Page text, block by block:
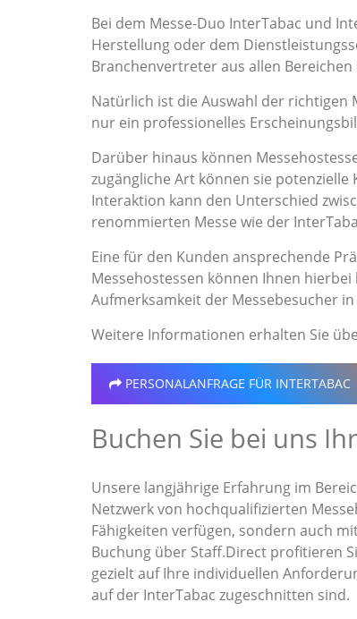
Bei dem Messe-Duo InterTabac und
Herstellung oder dem
Branchenvertreter aus allen
Natürlich ist die Auswahl der richtigen
nur ein professionelles
Darüber hinaus können
zugängliche Art können sie
Interaktion kann den Unterschied
renommierten Messe wie der
Eine für den Kunden ansprechende
Messehostessen können Ihnen
Aufmerksamkeit der Messebesucher
Weitere Informationen erhalten Sie
PERSONALANFRAGE FÜR INTERTABAC
Buchen Sie bei uns
Unsere langjährige Erfahrung im
Netzwerk von hochqualifizierten
Fähigkeiten verfügen, sondern auch
Buchung über Staff.Direct profitieren
gezielt auf Ihre individuellen
auf der InterTabac zugeschnitten sind.